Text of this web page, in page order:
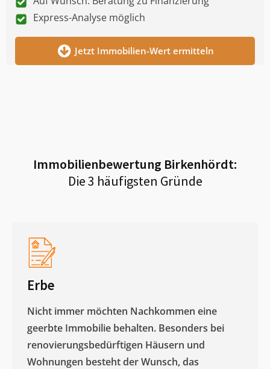
Express-Analyse möglich
Jetzt Immobilien-Wert ermitteln
Immobilienbewertung Birkenhördt:
Die 3 häufigsten Gründe
Erbe
Nicht immer möchten Nachkommen eine
geerbte Immobilie behalten. Besonders bei
renovierungsbedürftigen Häusern und
Wohnungen besteht der Wunsch, das